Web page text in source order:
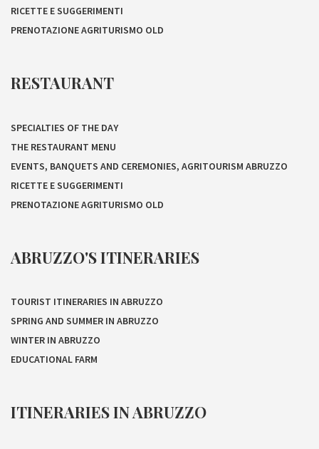
RICETTE E SUGGERIMENTI
PRENOTAZIONE AGRITURISMO OLD
RESTAURANT
SPECIALTIES OF THE DAY
THE RESTAURANT MENU
EVENTS, BANQUETS AND CEREMONIES, AGRITOURISM ABRUZZO
RICETTE E SUGGERIMENTI
PRENOTAZIONE AGRITURISMO OLD
ABRUZZO'S ITINERARIES
TOURIST ITINERARIES IN ABRUZZO
SPRING AND SUMMER IN ABRUZZO
WINTER IN ABRUZZO
EDUCATIONAL FARM
ITINERARIES IN ABRUZZO